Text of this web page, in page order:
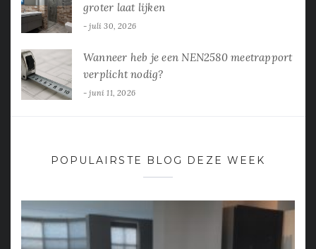
groter laat lijken
juli 30, 2026
Wanneer heb je een NEN2580 meetrapport
verplicht nodig?
juni 11, 2026
POPULAIRSTE BLOG DEZE WEEK